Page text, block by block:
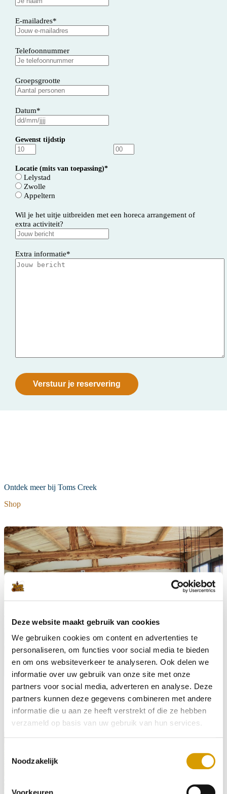
Deze website maakt gebruik van cookies
We gebruiken cookies om content en advertenties te
personaliseren, om functies voor social media te bieden
en om ons websiteverkeer te analyseren. Ook delen we
informatie over uw gebruik van onze site met onze
partners voor social media, adverteren en analyse. Deze
partners kunnen deze gegevens combineren met andere
informatie die u aan ze heeft verstrekt of die ze hebben
verzameld op basis van uw gebruik van hun services.
Noodzakelijk
Voorkeuren
E-mailadres*
Telefoonnummer
Groepsgrootte
Datum*
slash
slash
JJJJ
Gewenst tijdstip
Locatie (mits van toepassing)*
Lelystad
Zwolle
Appeltern
Wil je het uitje uitbreiden met een horeca arrangement of
extra activiteit?
Extra informatie*
Ontdek meer bij Toms Creek
Shop
Afhuur vijver